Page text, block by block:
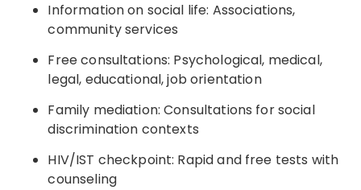
Information on social life: Associations,
community services
Free consultations: Psychological, medical,
legal, educational, job orientation
Family mediation: Consultations for social
discrimination contexts
HIV/IST checkpoint: Rapid and free tests with
counseling